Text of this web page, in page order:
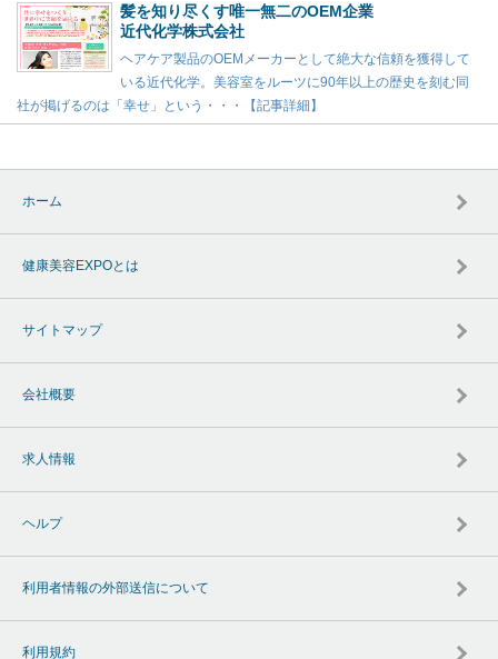
髪を知り尽くす唯一無二のOEM企業
近代化学株式会社
ヘアケア製品のOEMメーカーとして絶大な信頼を獲得して
いる近代化学。美容室をルーツに90年以上の歴史を刻む同
社が掲げるのは「幸せ」という・・・【記事詳細】
ホーム
健康美容EXPOとは
サイトマップ
会社概要
求人情報
ヘルプ
利用者情報の外部送信について
利用規約